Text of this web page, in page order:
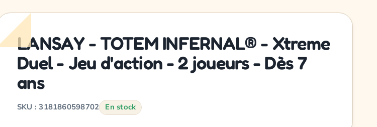
LANSAY - TOTEM INFERNAL® - Xtreme
Duel - Jeu d'action - 2 joueurs - Dès 7
ans
SKU : 3181860598702 En stock